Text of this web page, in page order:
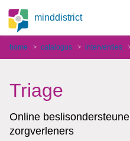
minddistrict
home catalogus interventies
Triage
Online
zorgverleners